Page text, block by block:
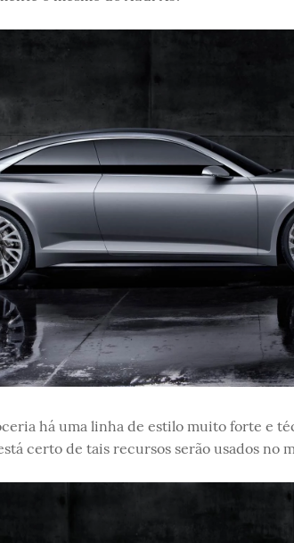
há uma linha de estilo muito forte e
certo de tais recursos serão usados no